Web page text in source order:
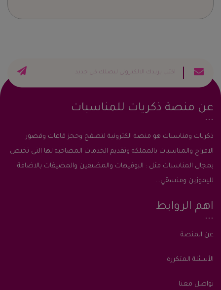
عن منصة ذكريات للمناسبات
ذكريات ومناسبات هو منصة الكترونية لتصفح وحجز قاعات وقصور
الافراح والمناسبات بالمملكة وتقديم الخدمات المصاحبة لها التي تختص
بمجال المناسبات مثل : البوفيهات والمضيفين والمضيفات بالاضافة
لليموزين ومنسقي...
اهم الروابط
عن المنصة
الأسئلة المتكررة
تواصل معنا